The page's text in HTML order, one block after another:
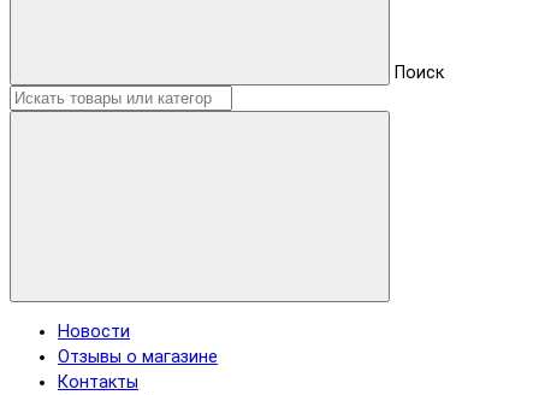
Поиск
Новости
Отзывы о магазине
Контакты